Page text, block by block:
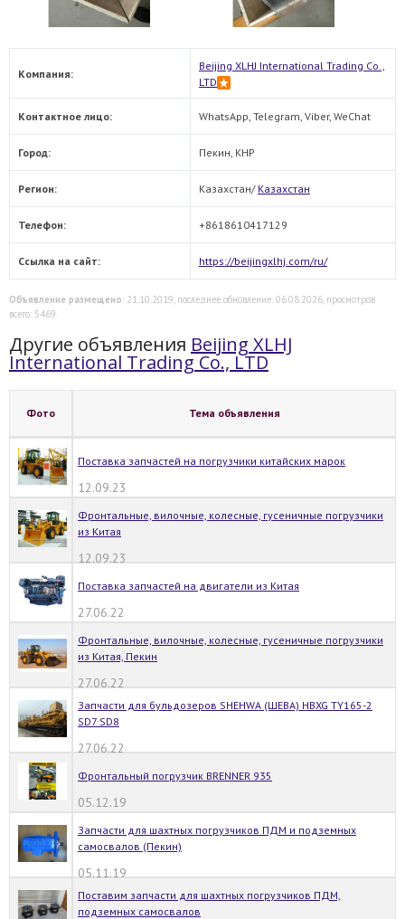
Компания:
Beijing XLHJ International Trading Co.,
LTD
Контактное лицо: WhatsApp, Telegram, Viber, WeChat
Город: Пекин, КНР
Регион: Казахстан/ Казахстан
Телефон: +8618610417129
Ссылка на сайт: https://beijingxlhj.com/ru/
Объявление размещено: 21.10.2019, последнее обновление: 06.08.2026, просмотров
всего: 5469.
Другие объявления Beijing XLHJ
International Trading Co., LTD
Фото Тема объявления
Поставка запчастей на погрузчики китайских марок
12.09.23
Фронтальные, вилочные, колесные, гусеничные погрузчики
из Китая
12.09.23
Поставка запчастей на двигатели из Китая
27.06.22
Фронтальные, вилочные, колесные, гусеничные погрузчики
из Китая, Пекин
27.06.22
Запчасти для бульдозеров SHEHWA (ШЕВА) HBXG TY165-2
SD7 SD8
27.06.22
Фронтальный погрузчик BRENNER 935
05.12.19
Запчасти для шахтных погрузчиков ПДМ и подземных
самосвалов (Пекин)
05.11.19
Поставим запчасти для шахтных погрузчиков ПДМ,
подземных самосвалов